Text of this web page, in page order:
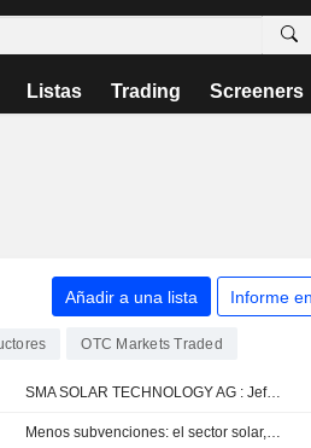
Listas Trading Screeners
Añadir a una lista Informe
OTC Markets Traded
SMA SOLAR TECHNOLOGY AG : Jefferies da una recomendación de compra
Menos subvenciones: el sector solar, alarmado por los planes de reforma